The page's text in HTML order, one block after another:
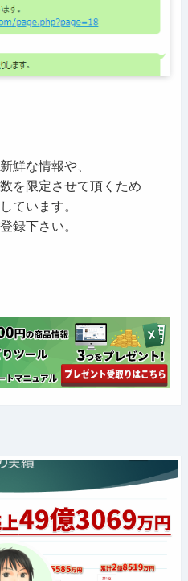
鮮な情報や、
を限定させて頂くため
ています。
録下さい。